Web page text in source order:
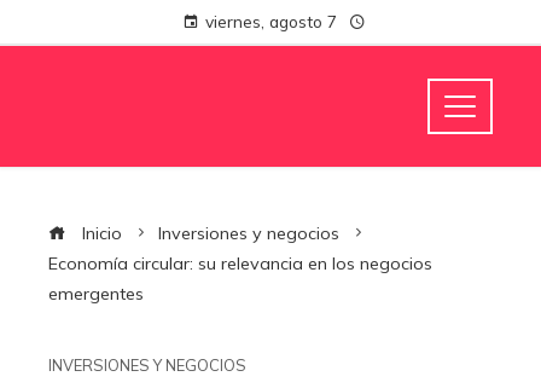
viernes, agosto 7
Inicio
Inversiones y negocios
Economía circular: su relevancia en los negocios
emergentes
INVERSIONES Y NEGOCIOS